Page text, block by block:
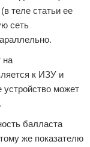
теле статьи ее
сеть
на
к ИЗУ и
может
балласта
же показателю